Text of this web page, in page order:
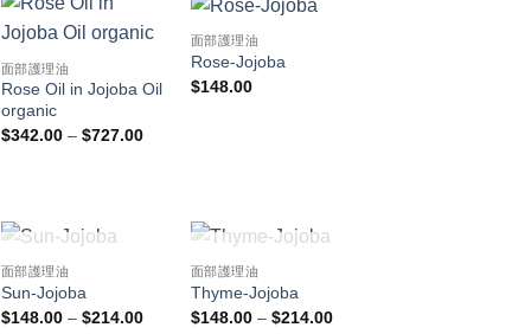
面部護理油
Rose Oil in Jojoba Oil
organic
$342.00 – $727.00價
$727.00
面部護理油
Rose-Jojoba
$148.00
已售完
面部護理油
Sun-Jojoba
$148.00 – $214.00價
已售完
面部護理油
Thyme-Jojoba
$148.00 – $214.00價